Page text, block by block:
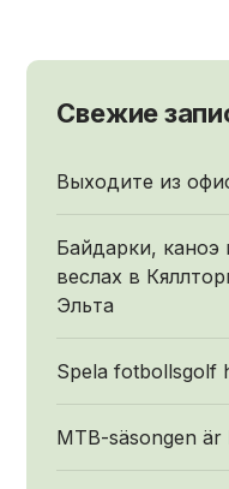
Свежие
Выходите из
Байдарки, каноэ
веслах в
Эльта
Spela fotbollsgolf
MTB-säsongen är